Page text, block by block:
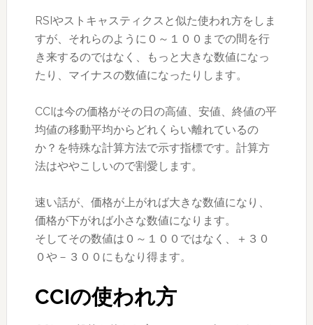
RSIやストキャスティクスと似た使われ方をしま
すが、それらのように０～１００までの間を行
き来するのではなく、もっと大きな数値になっ
たり、マイナスの数値になったりします。
CCIは今の価格がその日の高値、安値、終値の平
均値の移動平均からどれくらい離れているの
か？を特殊な計算方法で示す指標です。計算方
法はややこしいので割愛します。
速い話が、価格が上がれば大きな数値になり、
価格が下がれば小さな数値になります。
そしてその数値は０～１００ではなく、＋３０
０や－３００にもなり得ます。
CCIの使われ方